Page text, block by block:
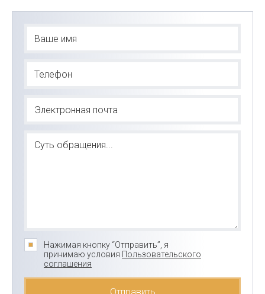
Нажимая кнопку “Отправить”, я
принимаю условия Пользовательского
соглашения